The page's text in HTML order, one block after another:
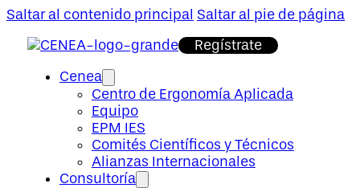
Saltar al contenido principal Saltar al pie de página
Regístrate
Cenea
Centro de Ergonomía Aplicada
Equipo
EPM IES
Comités Científicos y Técnicos
Alianzas Internacionales
Consultoría